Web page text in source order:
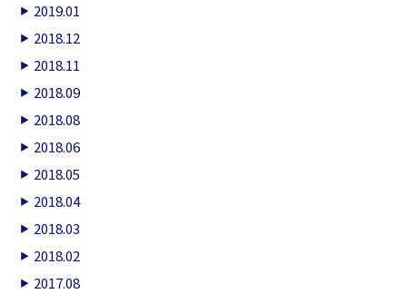
2019.01
2018.12
2018.11
2018.09
2018.08
2018.06
2018.05
2018.04
2018.03
2018.02
2017.08